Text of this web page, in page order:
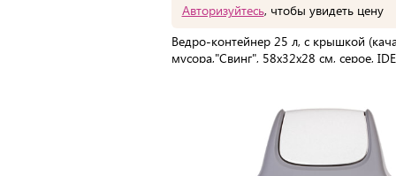
Авторизуйтесь, чтобы увидеть цену
Ведро-контейнер 25 л, с крышкой
мусора,"Свинг", 58х32х28 см, серое,
Доставка от 2 до 3 дней